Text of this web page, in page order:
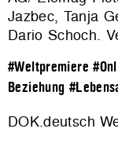
Jazbec, Tanja
Dario Schoch.
#Weltpremiere
Beziehung
DOK.deutsch